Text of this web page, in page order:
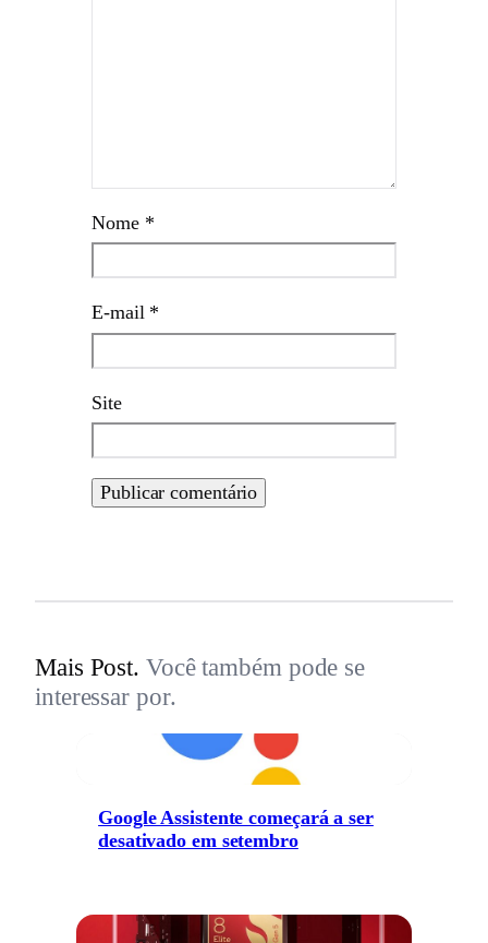
Nome *
E-mail *
Site
Mais Post. Você também pode se
interessar por.
Google Assistente começará a ser
desativado em setembro